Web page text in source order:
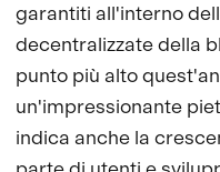
garantiti all'interno
decentralizzate della
punto più alto
un'impressionante
indica anche la